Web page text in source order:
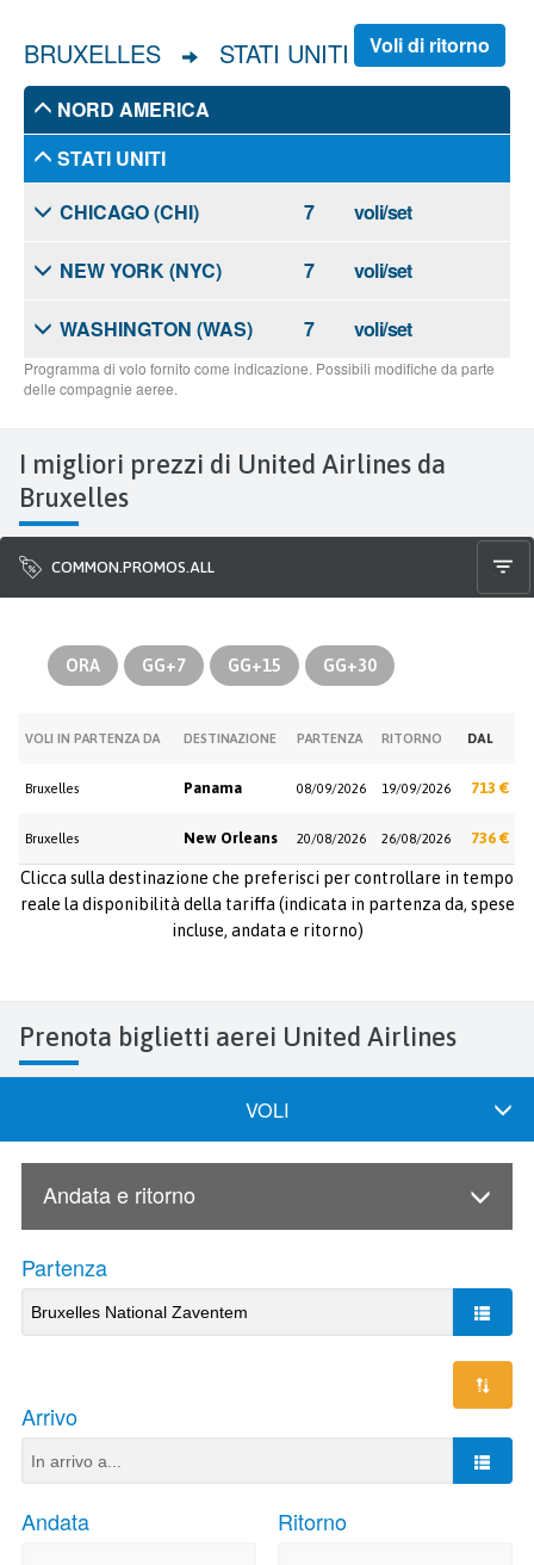
I migliori prezzi di United Airlines da
Bruxelles
COMMON.PROMOS.ALL
ORA GG+7 GG+15 GG+30
VOLI IN PARTENZA DA DESTINAZIONE PARTENZA RITORNO DAL
Bruxelles Panama 08/09/2026 19/09/2026 713 €
Bruxelles New Orleans 20/08/2026 26/08/2026 736 €
Clicca sulla destinazione che preferisci per controllare in tempo
reale la disponibilità della tariffa (indicata in partenza da, spese
incluse, andata e ritorno)
Prenota biglietti aerei United Airlines